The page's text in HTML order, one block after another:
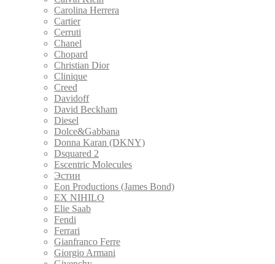
Carolina Herrera
Cartier
Cerruti
Chanel
Chopard
Christian Dior
Clinique
Creed
Davidoff
David Beckham
Diesel
Dolce&Gabbana
Donna Karan (DKNY)
Dsquared 2
Escentric Molecules
Эстии
Eon Productions (James Bond)
EX NIHILO
Elie Saab
Fendi
Ferrari
Gianfranco Ferre
Giorgio Armani